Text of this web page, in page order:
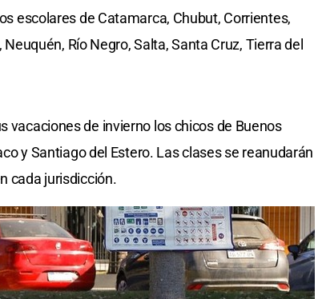
escolares de Catamarca, Chubut, Corrientes,
Río Negro, Salta, Santa Cruz, Tierra del
vacaciones de invierno los chicos de Buenos
y Santiago del Estero. Las clases se reanudarán
cada jurisdicción.